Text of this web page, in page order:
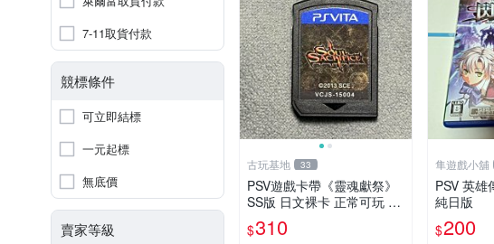
7-11取貨付款
競標條件
可立即結標
一元起標
無底價
賣家等級
古玩基地 33
PSV遊戲卡帶《靈魂獻祭》
SS版 日文裸卡 正常可玩 索
尼專用 不退不換 次數買兩
送一 靈魂獻祭 PSP-VITA PS
$310
隼遊戲小舖
PSV 英雄
純日版
$200